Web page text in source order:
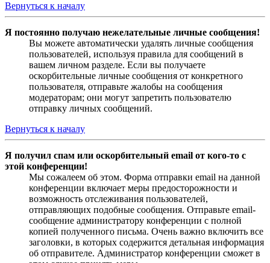
Вернуться к началу
Я постоянно получаю нежелательные личные сообщения!
Вы можете автоматически удалять личные сообщения
пользователей, используя правила для сообщений в
вашем личном разделе. Если вы получаете
оскорбительные личные сообщения от конкретного
пользователя, отправьте жалобы на сообщения
модераторам; они могут запретить пользователю
отправку личных сообщений.
Вернуться к началу
Я получил спам или оскорбительный email от кого-то с
этой конференции!
Мы сожалеем об этом. Форма отправки email на данной
конференции включает меры предосторожности и
возможность отслеживания пользователей,
отправляющих подобные сообщения. Отправьте email-
сообщение администратору конференции с полной
копией полученного письма. Очень важно включить все
заголовки, в которых содержится детальная информация
об отправителе. Администратор конференции сможет в